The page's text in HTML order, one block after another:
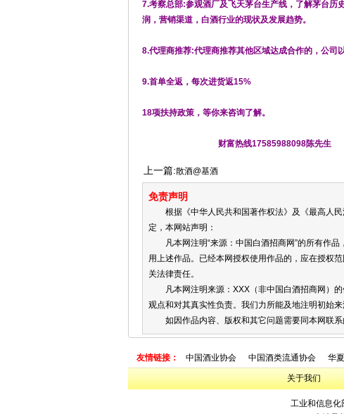
7.考察总部:参观酒厂及飞天茅台生产线，了解茅台历
润，营销渠道，白酒行业的现状及发展趋势。
8.代理商推荐:代理商推荐其他区域达成合作的，公司
9.首单全返，每次进货返15%
18项扶持政策，等你来咨询了解。
财富热线17585988098陈先生
上一篇:散酒@基酒
免责声明
根据《中华人民共和国著作权法》及《最高人民
定，本网站声明：
凡本网注明“来源：中国白酒招商网”的所有作品
用上述作品。已经本网授权使用作品的，应在授权
关法律责任。
凡本网注明来源：XXX（非中国白酒招商网）的
观点和对其真实性负责。我们力所能及地注明初始
如因作品内容、版权和其它问题需要同本网联系
友情链接： 中国酒业协会 中国酒类流通协会 华
关于我们
工业和信息化